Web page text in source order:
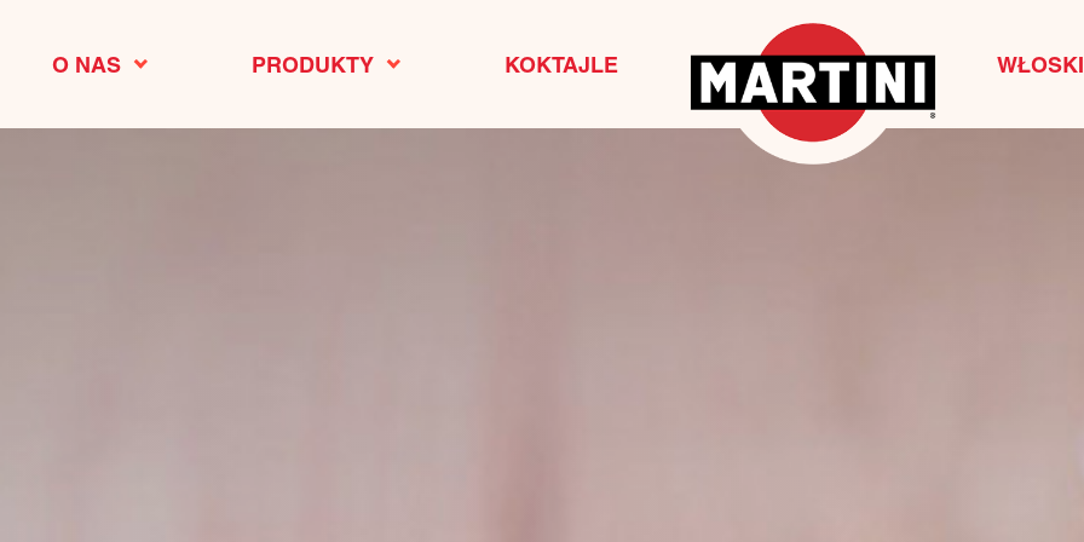
O NAS PRODUKTY KOKTAJLE